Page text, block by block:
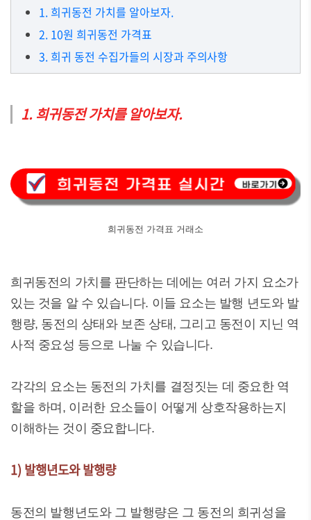
1. 희귀동전 가치를 알아보자.
2. 10원 희귀동전 가격표
3. 희귀 동전 수집가들의 시장과 주의사항
1. 희귀동전 가치를 알아보자.
희귀동전 가격표 거래소
희귀동전의 가치를 판단하는 데에는 여러 가지 요소가
있는 것을 알 수 있습니다. 이들 요소는 발행 년도와 발
행량, 동전의 상태와 보존 상태, 그리고 동전이 지닌 역
사적 중요성 등으로 나눌 수 있습니다.
각각의 요소는 동전의 가치를 결정짓는 데 중요한 역
할을 하며, 이러한 요소들이 어떻게 상호작용하는지
이해하는 것이 중요합니다.
1) 발행년도와 발행량
동전의 발행년도와 그 발행량은 그 동전의 희귀성을